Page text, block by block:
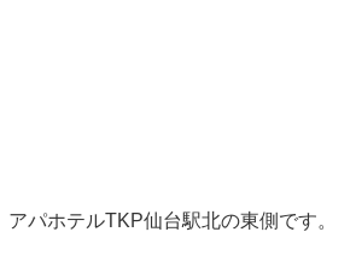
パホテルTKP仙台駅北の東側です。